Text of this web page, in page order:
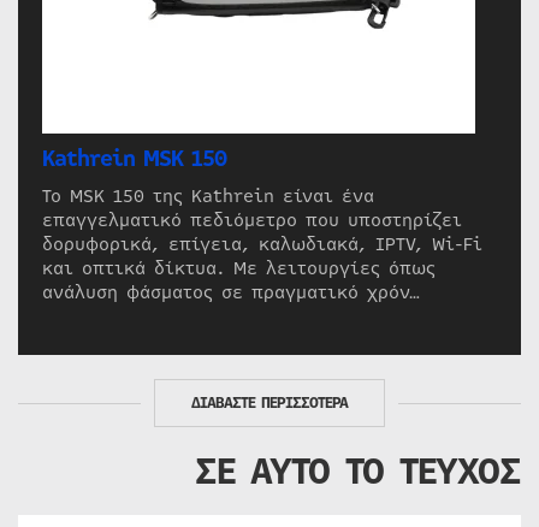
Kathrein MSK 150
Το MSK 150 της Kathrein είναι ένα
επαγγελματικό πεδιόμετρο που υποστηρίζει
δορυφορικά, επίγεια, καλωδιακά, IPTV, Wi-Fi
και οπτικά δίκτυα. Με λειτουργίες όπως
ανάλυση φάσματος σε πραγματικό χρόν…
ΔΙΑΒΑΣΤΕ ΠΕΡΙΣΣΟΤΕΡΑ
ΣΕ ΑΥΤΟ ΤΟ ΤΕΥΧΟΣ